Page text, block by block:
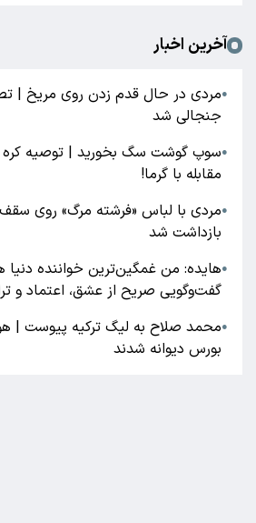
آخرین اخبار
●مردی در حال قدم زدن روی مریخ |
جنجالی شد
●سوپ گوشت سگ بخورید | توصیه کره
مقابله با گرما!
●مردی با لباس «فرشته مرگ» روی
بازداشت شد
●هایده: من غمگین‌ترین خواننده
گفت‌وگویی صریح از عشق، اعتماد و
●محمد صلاح به لیگ ترکیه پیوست |
بورس دیوانه شدند